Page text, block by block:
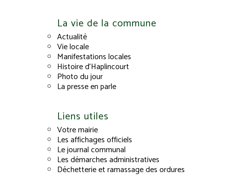
La vie de la commune
Actualité
Vie locale
Manifestations locales
Histoire d’Haplincourt
Photo du jour
La presse en parle
Liens utiles
Votre mairie
Les affichages officiels
Le journal communal
Les démarches administratives
Déchetterie et ramassage des ordures